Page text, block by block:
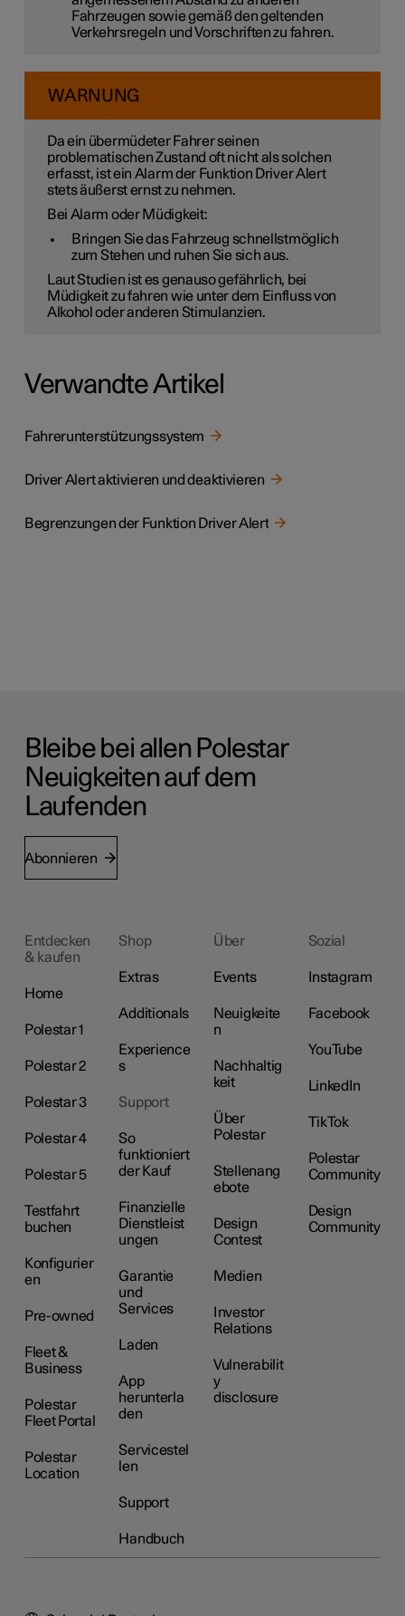
Fahrzeugen sowie gemäß den geltenden
Verkehrsregeln und Vorschriften zu fahren.
WARNUNG
Da ein übermüdeter Fahrer seinen
problematischen Zustand oft nicht als solchen
erfasst, ist ein Alarm der Funktion Driver Alert
stets äußerst ernst zu nehmen.
Bei Alarm oder Müdigkeit:
Bringen Sie das Fahrzeug schnellstmöglich
zum Stehen und ruhen Sie sich aus.
Laut Studien ist es genauso gefährlich, bei
Müdigkeit zu fahren wie unter dem Einfluss von
Alkohol oder anderen Stimulanzien.
Verwandte Artikel
Fahrerunterstützungssystem
Driver Alert aktivieren und deaktivieren
Begrenzungen der Funktion Driver Alert
Bleibe bei allen Polestar
Neuigkeiten auf dem
Laufenden
Abonnieren
Entdecken
& kaufen
Home
Polestar 1
Polestar 2
Polestar 3
Polestar 4
Polestar 5
Testfahrt
buchen
Konfigurier
en
Pre-owned
Fleet &
Business
Polestar
Fleet Portal
Polestar
Location
Shop
Extras
Additionals
Experience
s
Support
So
funktioniert
der Kauf
Finanzielle
Dienstleist
ungen
Garantie
und
Services
Laden
App
herunterla
den
Servicestel
len
Support
Handbuch
Über
Events
Neuigkeite
n
Nachhaltig
keit
Über
Polestar
Stellenang
ebote
Design
Contest
Medien
Investor
Relations
Vulnerabilit
y
disclosure
Sozial
Instagram
Facebook
YouTube
LinkedIn
TikTok
Polestar
Community
Design
Community